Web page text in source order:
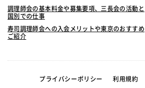
調理師会の基本料金や募集要項、三長会の活動と
国別での仕事
寿司調理師会への入会メリットや東京のおすすめ
ご紹介
プライバシーポリシー 利用規約